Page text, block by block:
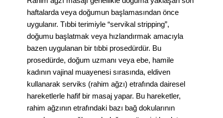
haftalarda veya doğumun başlamasından önce
uygulanır. Tıbbi terimiyle “servikal stripping”,
doğumu başlatmak veya hızlandırmak amacıyla
bazen uygulanan bir tıbbi prosedürdür. Bu
prosedürde, doğum uzmanı veya ebe, hamile
kadının vajinal muayenesi sırasında, eldiven
kullanarak serviks (rahim ağzı) etrafında dairesel
hareketlerle hafif bir masaj yapar. Bu hareketler,
rahim ağzının etrafındaki bazı bağ dokularının